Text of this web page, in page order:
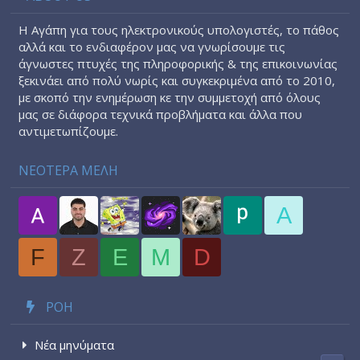
Η Αγάπη για τους ηλεκτρονικούς υπολογιστές, το πάθος
αλλά και το ενδιαφέρον μας να γνωρίσουμε τις
άγνωστες πτυχές της πληροφορικής & της επικοινωνίας
ξεκινάει από πολύ νωρίς και συγκεκριμένα από το 2010,
με σκοπό την ενημέρωση κε την συμμετοχή από όλους
μας σε διάφορα τεχνικά προβλήματα και άλλα που
αντιμετωπίζουμε.
ΝΕΟΤΕΡΑ ΜΕΛΗ
A
F
Z E M D
ΡΟΉ
Νέα μηνύματα